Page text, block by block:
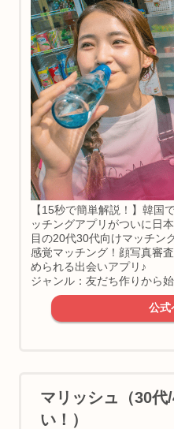
【15秒で簡単解説！】韓国
ッチングアプリがついに日
目の20代30代向けマッチン
感覚マッチング！顔写真審
められる出会いアプリ♪
ジャンル：友だち作りから
公式
マリッシュ（30
い！）